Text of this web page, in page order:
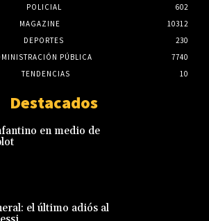
POLICIAL
602
MAGAZINE
10312
DEPORTES
230
PÚBLICA
7740
TENDENCIAS
10
Destacados
en medio de
el último adiós al